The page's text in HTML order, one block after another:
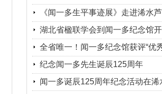
《闻一多生平事迹展》走进浠水
湖北省楹联学会到闻一多纪念馆
全省唯一！闻一多纪念馆获评“优
纪念闻一多先生诞辰125周年
闻一多诞辰125周年纪念活动在浠